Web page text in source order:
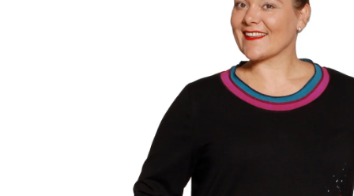
MAJKA TEXTILNÍ KŮŽE - JEDNODUCHÝ
1 290 Kč